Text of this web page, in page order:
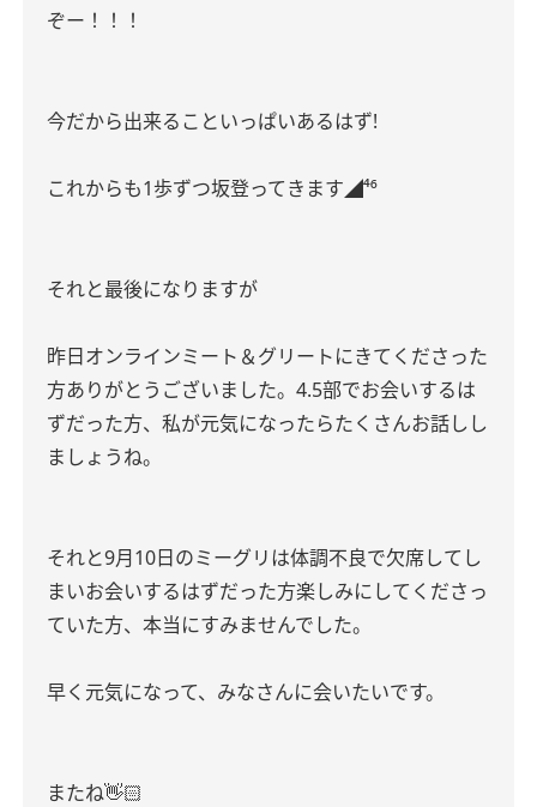
ぞー！！！
今だから出来ることいっぱいあるはず!
これからも1歩ずつ坂登ってきます◢⁴⁶
それと最後になりますが
昨日オンラインミート＆グリートにきてくださった
方ありがとうございました。 4.5部でお会いするは
ずだった方、私が元気になったらたくさんお話しし
ましょうね。
それと9月10日のミーグリは体調不良で欠席してし
まいお会いするはずだった方楽しみにしてくださっ
ていた方、本当にすみませんでした。
早く元気になって、みなさんに会いたいです。
またね👋🏻